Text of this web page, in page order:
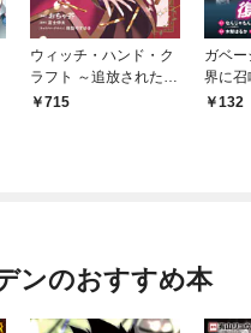
ウィッチ・ハンド・ク
ラフト ～追放された王
女ですが雑貨屋さん始
715
ガベ
界に召
た勇者
132
ンのおすすめ本